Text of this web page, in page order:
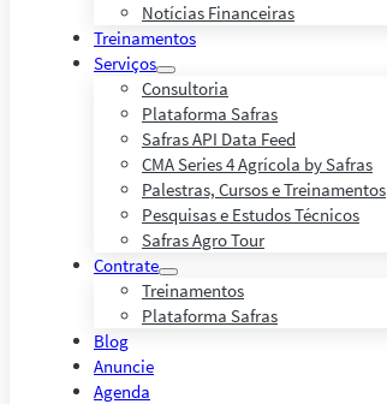
Notícias Financeiras
Treinamentos
Serviços
Consultoria
Plataforma Safras
Safras API Data Feed
CMA Series 4 Agrícola by Safras
Palestras, Cursos e Treinamentos
Pesquisas e Estudos Técnicos
Safras Agro Tour
Contrate
Treinamentos
Plataforma Safras
Blog
Anuncie
Agenda